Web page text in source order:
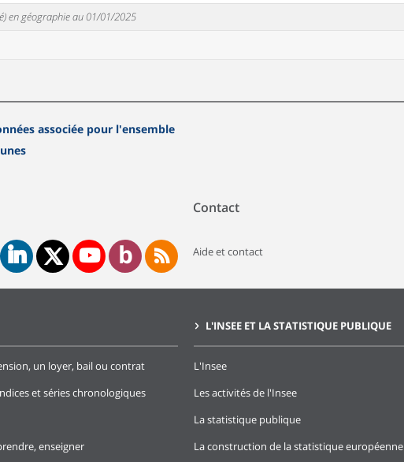
en géographie au 01/01/2025
associée pour l'ensemble
Contact
Aide et contact
un loyer, bail ou contrat
et séries chronologiques
enseigner
L'INSEE ET LA STATISTIQUE PUBLIQUE
L'Insee
Les activités de l'Insee
La statistique publique
La construction de la statistique européenne